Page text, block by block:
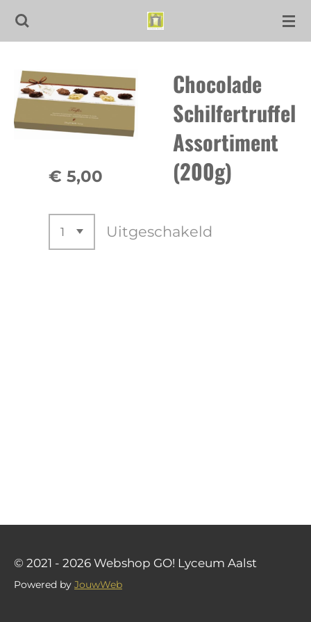
Ga
hoofdinhoud
Chocolade
Schilfertruffel
Assortiment
(200g)
€ 5,00
Uitgeschakeld
© 2021 - 2026 Webshop GO! Lyceum Aalst
Powered by JouwWeb